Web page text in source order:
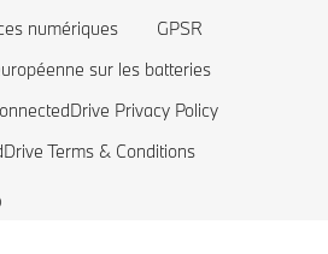
numériques
GPSR
sur les batteries
Privacy Policy
Terms & Conditions